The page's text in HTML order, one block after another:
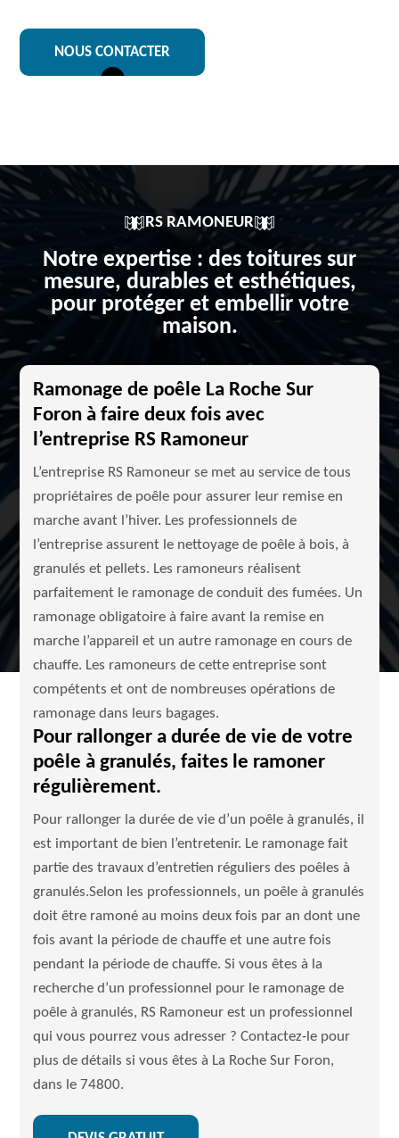
NOUS CONTACTER
RS RAMONEUR
Notre expertise : des toitures sur
mesure, durables et esthétiques,
pour protéger et embellir votre
maison.
Ramonage de poêle La Roche Sur
Foron à faire deux fois avec
l’entreprise RS Ramoneur
L’entreprise RS Ramoneur se met au service de tous
propriétaires de poêle pour assurer leur remise en
marche avant l’hiver. Les professionnels de
l’entreprise assurent le nettoyage de poêle à bois, à
granulés et pellets. Les ramoneurs réalisent
parfaitement le ramonage de conduit des fumées. Un
ramonage obligatoire à faire avant la remise en
marche l’appareil et un autre ramonage en cours de
chauffe. Les ramoneurs de cette entreprise sont
compétents et ont de nombreuses opérations de
ramonage dans leurs bagages.
Pour rallonger a durée de vie de votre
poêle à granulés, faites le ramoner
régulièrement.
Pour rallonger la durée de vie d’un poêle à granulés, il
est important de bien l’entretenir. Le ramonage fait
partie des travaux d’entretien réguliers des poêles à
granulés.Selon les professionnels, un poêle à granulés
doit être ramoné au moins deux fois par an dont une
fois avant la période de chauffe et une autre fois
pendant la période de chauffe. Si vous êtes à la
recherche d’un professionnel pour le ramonage de
poêle à granulés, RS Ramoneur est un professionnel
qui vous pourrez vous adresser ? Contactez-le pour
plus de détails si vous êtes à La Roche Sur Foron,
dans le 74800.